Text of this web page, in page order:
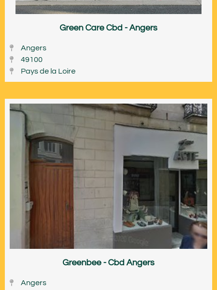
Green Care Cbd - Angers
Angers
49100
Pays de la Loire
Greenbee - Cbd Angers
Angers